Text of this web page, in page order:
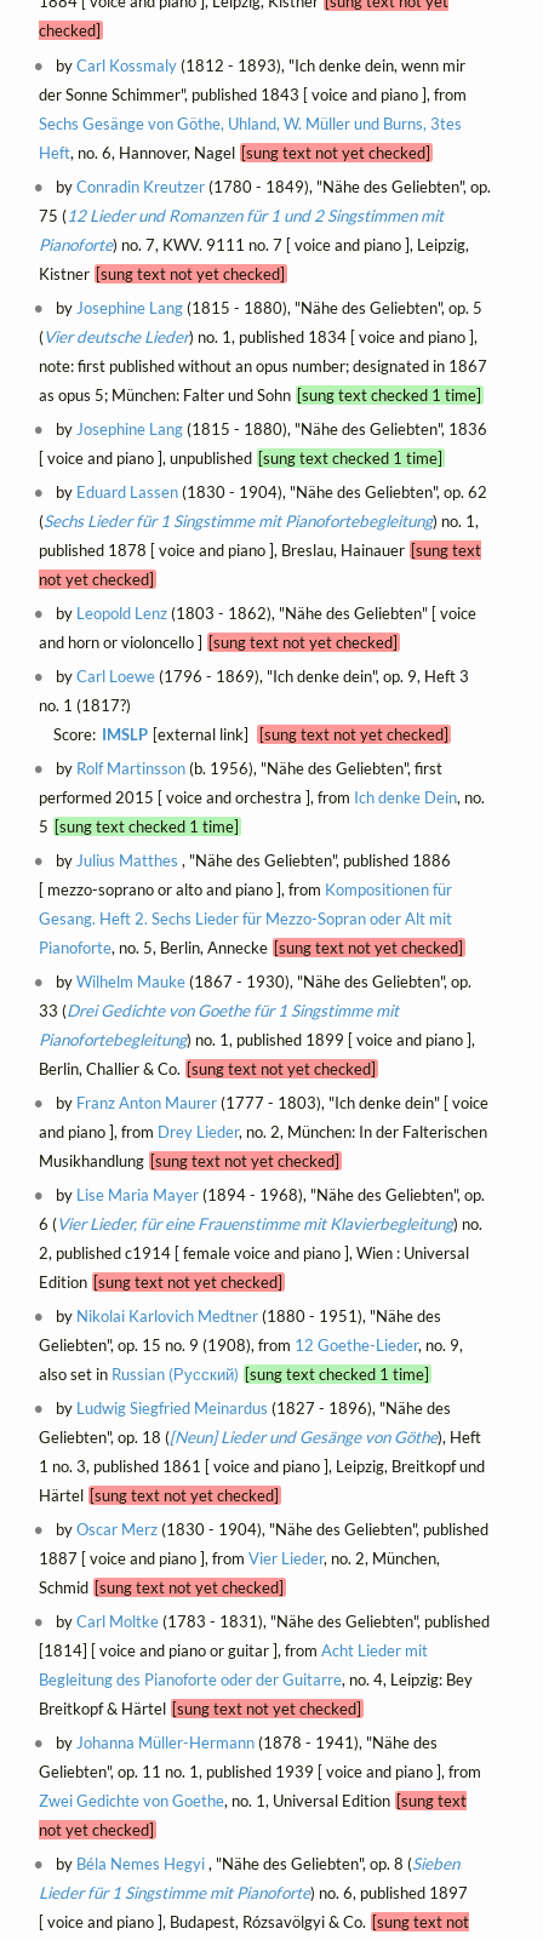
checked]
byCarl Kossmaly(1812 - 1893), "Ich denke dein, wenn mir
der Sonne Schimmer", published 1843 [ voice and piano ], from
Sechs Gesänge von Göthe, Uhland, W. Müller und Burns, 3tes
Heft, no. 6, Hannover, Nagel [sung text not yet checked]
byConradin Kreutzer(1780 - 1849), "Nähe des Geliebten", op.
75 (12 Lieder und Romanzen für 1 und 2 Singstimmen mit
Pianoforte) no. 7, KWV. 9111 no. 7 [ voice and piano ], Leipzig,
Kistner [sung text not yet checked]
by Josephine Lang(1815 - 1880), "Nähe des Geliebten", op. 5
(Vier deutsche Lieder) no. 1, published 1834 [ voice and piano ],
note: first published without an opus number; designated in 1867
as opus 5; München: Falter und Sohn [sung text checked 1 time]
by Josephine Lang(1815 - 1880), "Nähe des Geliebten", 1836
[ voice and piano ], unpublished [sung text checked 1 time]
by Eduard Lassen(1830 - 1904), "Nähe des Geliebten", op. 62
(Sechs Lieder für 1 Singstimme mit Pianofortebegleitung) no. 1,
published 1878 [ voice and piano ], Breslau, Hainauer [sung text
not yet checked]
by Leopold Lenz(1803 - 1862), "Nähe des Geliebten" [ voice
and horn or violoncello ] [sung text not yet checked]
byCarl Loewe(1796 - 1869), "Ich denke dein", op. 9, Heft 3
no. 1 (1817?)
Score: IMSLP [external link]
[sung text not yet checked]
by Rolf Martinsson(b. 1956), "Nähe des Geliebten", first
performed 2015 [ voice and orchestra ], from Ich denke Dein, no.
5 [sung text checked 1 time]
by Julius Matthes , "Nähe des Geliebten", published 1886
[ mezzo-soprano or alto and piano ], from Kompositionen für
Gesang. Heft 2. Sechs Lieder für Mezzo-Sopran oder Alt mit
Pianoforte, no. 5, Berlin, Annecke [sung text not yet checked]
byWilhelm Mauke(1867 - 1930), "Nähe des Geliebten", op.
33 (Drei Gedichte von Goethe für 1 Singstimme mit
Pianofortebegleitung) no. 1, published 1899 [ voice and piano ],
Berlin, Challier & Co. [sung text not yet checked]
by Franz Anton Maurer(1777 - 1803), "Ich denke dein" [ voice
and piano ], from Drey Lieder, no. 2, München: In der Falterischen
Musikhandlung [sung text not yet checked]
by Lise Maria Mayer(1894 - 1968), "Nähe des Geliebten", op.
6 (Vier Lieder, für eine Frauenstimme mit Klavierbegleitung) no.
2, published c1914 [ female voice and piano ], Wien : Universal
Edition [sung text not yet checked]
by Nikolai Karlovich Medtner(1880 - 1951), "Nähe des
Geliebten", op. 15 no. 9 (1908), from 12 Goethe-Lieder, no. 9,
also set in Russian (Русский) [sung text checked 1 time]
by Ludwig Siegfried Meinardus (1827 - 1896), "Nähe des
Geliebten", op. 18 ([Neun] Lieder und Gesänge von Göthe), Heft
1 no. 3, published 1861 [ voice and piano ], Leipzig, Breitkopf und
Härtel [sung text not yet checked]
byOscar Merz(1830 - 1904), "Nähe des Geliebten", published
1887 [ voice and piano ], from Vier Lieder, no. 2, München,
Schmid [sung text not yet checked]
byCarl Moltke(1783 - 1831), "Nähe des Geliebten", published
[1814] [ voice and piano or guitar ], from Acht Lieder mit
Begleitung des Pianoforte oder der Guitarre, no. 4, Leipzig: Bey
Breitkopf & Härtel [sung text not yet checked]
byJohanna Müller-Hermann(1878 - 1941), "Nähe des
Geliebten", op. 11 no. 1, published 1939 [ voice and piano ], from
Zwei Gedichte von Goethe, no. 1, Universal Edition [sung text
not yet checked]
by Béla Nemes Hegyi, "Nähe des Geliebten", op. 8 (Sieben
Lieder für 1 Singstimme mit Pianoforte) no. 6, published 1897
[ voice and piano ], Budapest, Rózsavölgyi & Co. [sung text not